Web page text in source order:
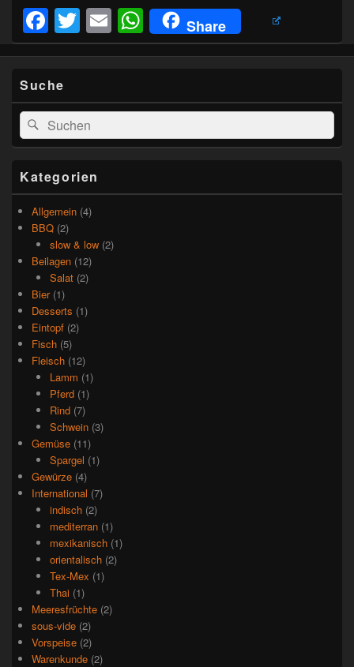
Facebook
Twitter
EmailWhatsApp
Share
Suche
Suchen
nach:
Suchen
Kategorien
Allgemein (4)
BBQ (2)
slow & low(2)
Beilagen (12)
Salat(2)
Bier(1)
Desserts (1)
Eintopf (2)
Fisch (5)
Fleisch (12)
Lamm (1)
Pferd(1)
Rind(7)
Schwein(3)
Gemüse (11)
Spargel (1)
Gewürze (4)
International (7)
indisch(2)
mediterran(1)
mexikanisch(1)
orientalisch(2)
Tex-Mex (1)
Thai(1)
Meeresfrüchte (2)
sous-vide (2)
Vorspeise (2)
Warenkunde (2)